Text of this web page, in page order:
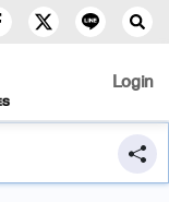
Login